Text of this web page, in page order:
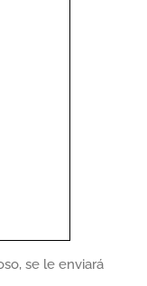
se le enviará